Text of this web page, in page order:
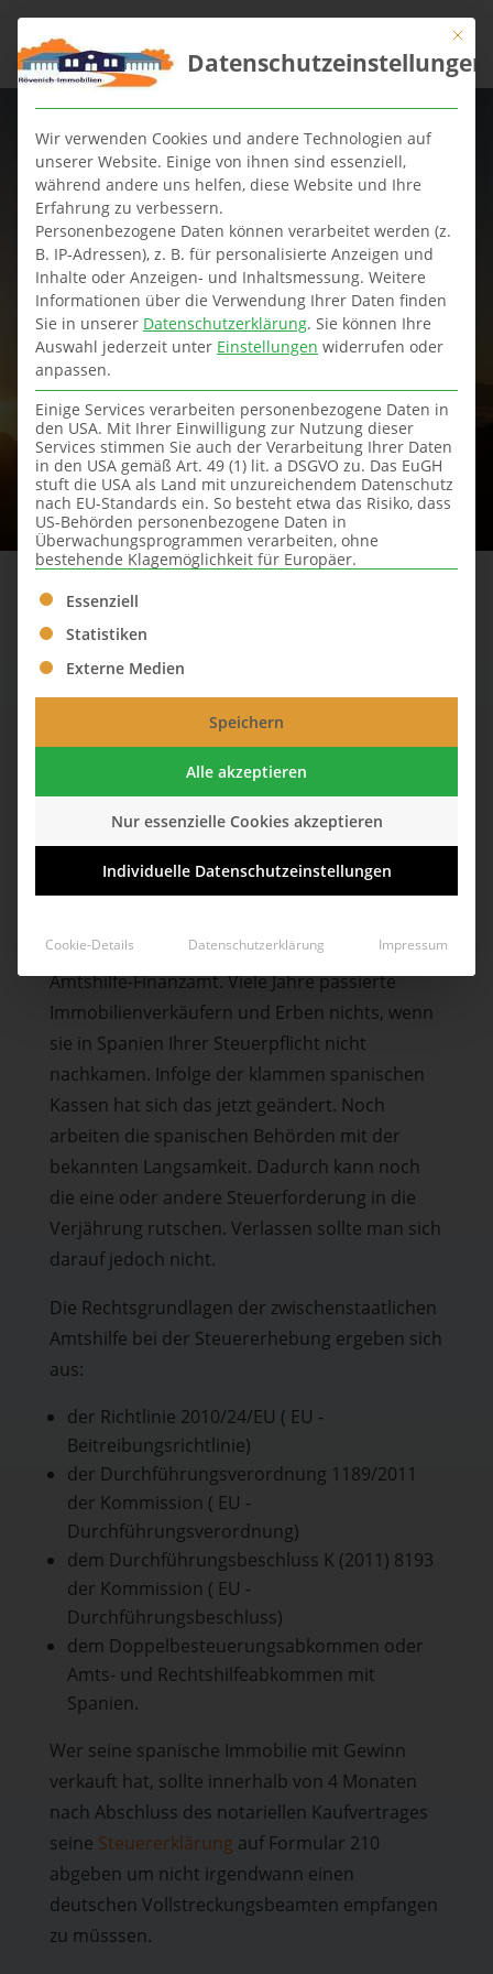
Internationale
Amtshilfe durch dt.
Finanzamt
Deutsche
Vollstreckungsbehörden treiben
spanische Steuern in
Deutschland ein.
ist Steuerhinterziehung!
Amtshilfe-Finanzamt. Viele Jahre passierte
Immobilienverkäufern und Erben nichts, wenn
sie in Spanien Ihrer Steuerpflicht nicht
nachkamen. Infolge der klammen spanischen
Kassen hat sich das jetzt geändert. Noch
arbeiten die spanischen Behörden mit der
bekannten Langsamkeit. Dadurch kann noch
die eine oder andere Steuerforderung in die
Verjährung rutschen. Verlassen sollte man sich
darauf jedoch nicht.
Die Rechtsgrundlagen der zwischenstaatlichen
Amtshilfe bei der Steuererhebung ergeben sich
aus:
der Richtlinie 2010/24/EU ( EU -
Beitreibungsrichtlinie)
der Durchführungsverordnung 1189/2011
der Kommission ( EU -
Durchführungsverordnung)
dem Durchführungsbeschluss K (2011) 8193
der Kommission ( EU -
Durchführungsbeschluss)
dem Doppelbesteuerungsabkommen oder
Amts- und Rechtshilfeabkommen mit
Spanien.
Wer seine spanische Immobilie mit Gewinn
verkauft hat, sollte innerhalb von 4 Monaten
nach Abschluss des notariellen Kaufvertrages
seine Steuererklärung auf Formular 210
abgeben um nicht irgendwann einen
deutschen Vollstreckungsbeamten empfangen
zu müsssen.
Mit
Datenschutzeinstellungen
Wir verwenden Cookies und andere Technologien auf
unserer Website. Einige von ihnen sind essenziell,
während andere uns helfen, diese Website und Ihre
Erfahrung zu verbessern.
Personenbezogene Daten können verarbeitet werden (z.
B. IP-Adressen), z. B. für personalisierte Anzeigen und
Inhalte oder Anzeigen- und Inhaltsmessung. Weitere
Informationen über die Verwendung Ihrer Daten finden
Sie in unserer Datenschutzerklärung. Sie können Ihre
Auswahl jederzeit unter Einstellungen widerrufen oder
anpassen.
Einige Services verarbeiten personenbezogene Daten in
den USA. Mit Ihrer Einwilligung zur Nutzung dieser
Services stimmen Sie auch der Verarbeitung Ihrer Daten
in den USA gemäß Art. 49 (1) lit. a DSGVO zu. Das EuGH
stuft die USA als Land mit unzureichendem Datenschutz
nach EU-Standards ein. So besteht etwa das Risiko, dass
US-Behörden personenbezogene Daten in
Überwachungsprogrammen verarbeiten, ohne
bestehende Klagemöglichkeit für Europäer.
Es folgt eine Liste der Service-Gruppen, für die eine
Essenziell
Statistiken
Externe Medien
Speichern
Alle akzeptieren
Nur essenzielle Cookies akzeptieren
Individuelle Datenschutzeinstellungen
Cookie-Details Datenschutzerklärung Impressum